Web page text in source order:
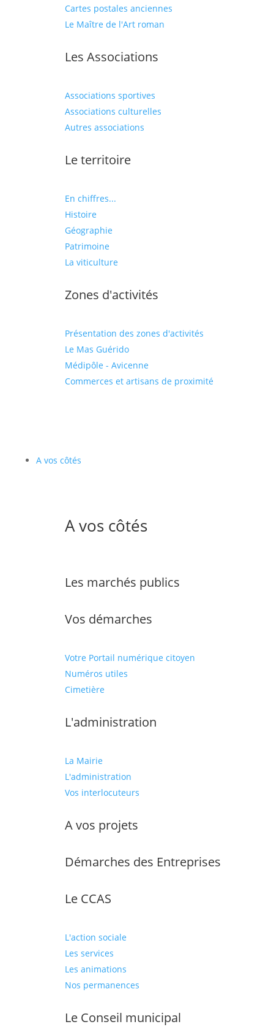
Cartes postales anciennes
Le Maître de l'Art roman
Les Associations
Associations sportives
Associations culturelles
Autres associations
Le territoire
En chiffres...
Histoire
Géographie
Patrimoine
La viticulture
Zones d'activités
Présentation des zones d'activités
Le Mas Guérido
Médipôle - Avicenne
Commerces et artisans de proximité
A vos côtés
A vos côtés
Les marchés publics
Vos démarches
Votre Portail numérique citoyen
Numéros utiles
Cimetière
L'administration
La Mairie
L'administration
Vos interlocuteurs
A vos projets
Démarches des Entreprises
Le CCAS
L'action sociale
Les services
Les animations
Nos permanences
Le Conseil municipal